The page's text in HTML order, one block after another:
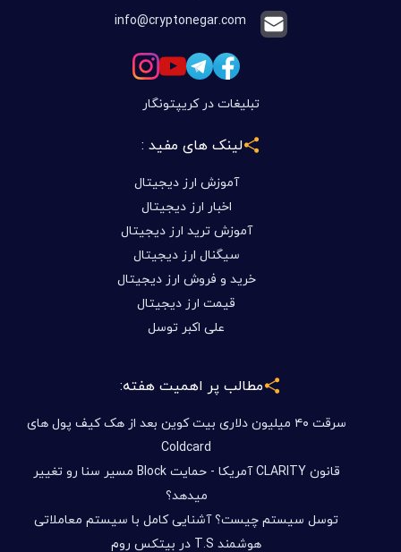
info@cryptonegar.com
تبلیغات در کریپتونگار
لینک های مفید :
آموزش ارز دیجیتال
اخبار ارز دیجیتال
آموزش ترید ارز دیجیتال
سیگنال ارز دیجیتال
خرید و فروش ارز دیجیتال
قیمت ارز دیجیتال
علی اکبر توسل
مطالب پر اهمیت هفته:
سرقت ۴۰ میلیون دلاری بیت کوین بعد از هک کیف پول های
Coldcard
قانون CLARITY آمریکا - حمایت Block مسیر سنا رو تغییر
میدهد؟
توسل سیستم چیست؟ آشنایی کامل با سیستم معاملاتی
هوشمند T.S در بیتکس روم